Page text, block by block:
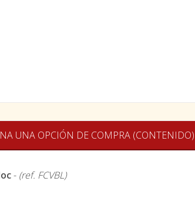
UNA OPCIÓN DE COMPRA (CONTENIDO)
- (ref. FCVBL)